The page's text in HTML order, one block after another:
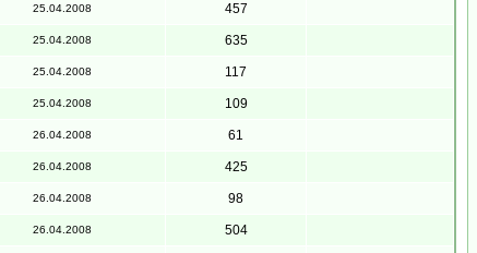
25.04.2008 457
25.04.2008 635
25.04.2008 117
25.04.2008 109
26.04.2008 61
26.04.2008 425
26.04.2008 98
26.04.2008 504